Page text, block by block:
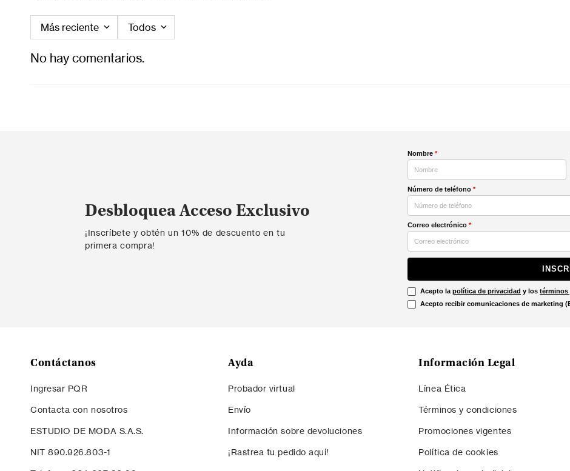
Más reciente Todos
No hay comentarios.
Desbloquea Acceso Exclusivo
¡Inscríbete y obtén un 10% de descuento en tu
primera compra!
Nombre *
Número de teléfono *
Correo electrónico *
Acepto la política de privacidad y los términos
Acepto recibir comunicaciones de marketing
Contáctanos
Ingresar PQR
Contacta con nosotros
ESTUDIO DE MODA S.A.S.
NIT 890.926.803-1
Ayda
Probador virtual
Envío
Información sobre devoluciones
¡Rastrea tu pedido aquí!
Información Legal
Línea Ética
Términos y condiciones
Promociones vigentes
Política de cookies